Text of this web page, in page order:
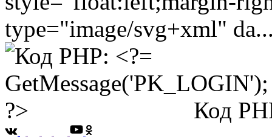
Код